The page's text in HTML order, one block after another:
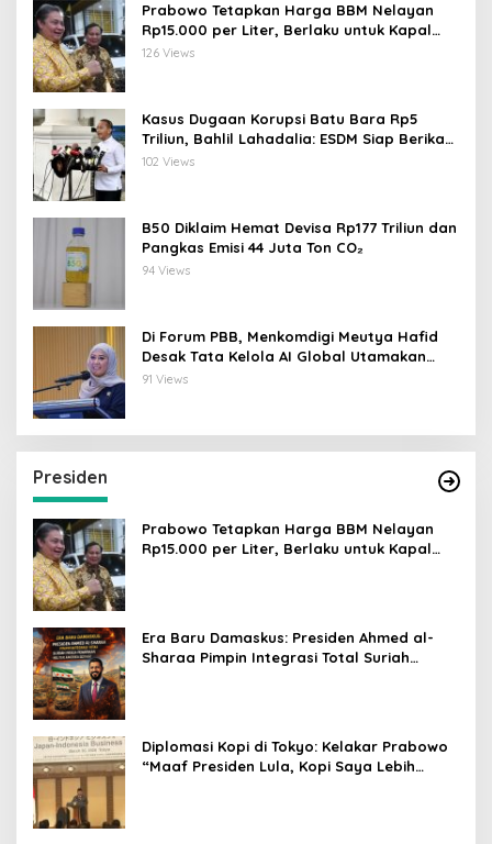
Prabowo Tetapkan Harga BBM Nelayan
Rp15.000 per Liter, Berlaku untuk Kapal
30-200 GT
126 Views
Kasus Dugaan Korupsi Batu Bara Rp5
Triliun, Bahlil Lahadalia: ESDM Siap Berikan
Data
102 Views
B50 Diklaim Hemat Devisa Rp177 Triliun dan
Pangkas Emisi 44 Juta Ton CO₂
94 Views
Di Forum PBB, Menkomdigi Meutya Hafid
Desak Tata Kelola AI Global Utamakan
Perlindungan Anak
91 Views
Presiden
Prabowo Tetapkan Harga BBM Nelayan
Rp15.000 per Liter, Berlaku untuk Kapal
Era Baru Damaskus: Presiden Ahmed al-
Sharaa Pimpin Integrasi Total Suriah
Diplomasi Kopi di Tokyo: Kelakar Prabowo
“Maaf Presiden Lula, Kopi Saya Lebih